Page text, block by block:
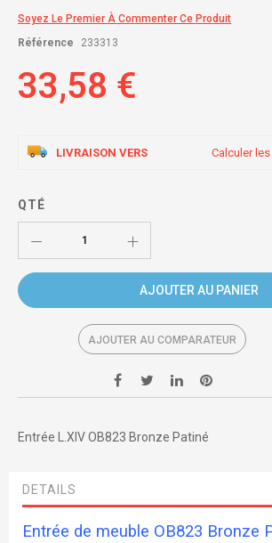
beginning
of
images
gallery
Soyez Le Premier À Commenter Ce Produit
Référence
233313
33,58 €
LIVRAISON VERS Calculer
QTÉ
AJOUTER AU PANIER
AJOUTER AU COMPARATEUR
Entrée L.XIV OB823 Bronze Patiné
DETAILS
Entrée de meuble OB823 Bronze